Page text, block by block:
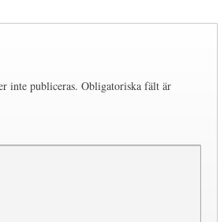
inte publiceras. Obligatoriska fält är